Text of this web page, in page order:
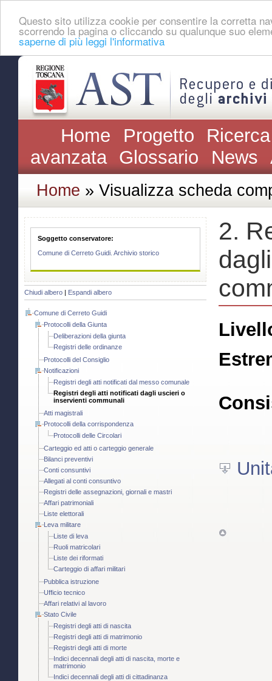
Questo sito utilizza cookie per consentire la corretta
scorrendo la pagina o cliccando su qualunque suo
saperne di più leggi l'informativa
Home Progetto
avanzata Glossario News
Home » Visualizza scheda
Soggetto conservatore:
Comune di Cerreto Guidi. Archivio storico
Chiudi albero Espandi albero
Comune di Cerreto Guidi
Protocolli della Giunta
Deliberazioni della giunta
Registri delle ordinanze
Protocolli del Consiglio
Notificazioni
Registri degli atti notificati dal messo comunale
Registri degli atti notificati dagli uscieri o
inservienti communali
Atti magistrali
Protocolli della corrispondenza
Protocolli delle Circolari
Carteggio ed atti o carteggio generale
Bilanci preventivi
Conti consuntivi
Allegati al conti consuntivo
Registri delle assegnazioni, giornali e mastri
Affari patrimoniali
Liste elettorali
Leva militare
Liste di leva
Ruoli matricolari
Liste dei riformati
Carteggio di affari militari
Pubblica istruzione
Ufficio tecnico
Affari relativi al lavoro
Stato Civile
Registri degli atti di nascita
Registri degli atti di matrimonio
Registri degli atti di morte
Indici decennali degli atti di nascita, morte e
matrimonio
Indici decennali degli atti di cittadinanza
2.